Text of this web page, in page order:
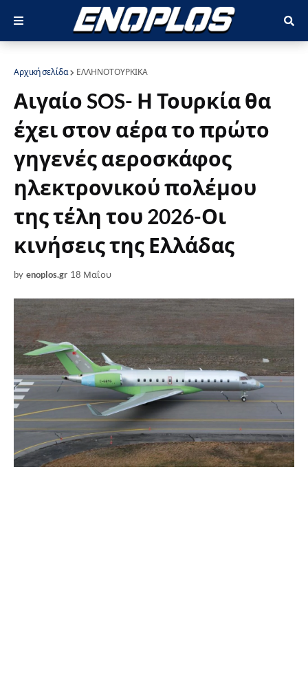
Αρχική σελίδα ΕΛΛΗΝΟΤΟΥΡΚΙΚΑ
Αιγαίο SOS- Η Τουρκία θα
έχει στον αέρα το πρώτο
γηγενές αεροσκάφος
ηλεκτρονικού πολέμου
της τέλη του 2026-Οι
κινήσεις της Ελλάδας
by enoplos.gr 18 Μαΐου